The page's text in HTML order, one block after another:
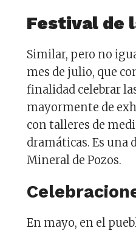
Festival de
Similar, pero no
mes de julio, que
finalidad celebrar
mayormente de
con talleres de
dramáticas. Es una
Mineral de Pozos.
En mayo, en el